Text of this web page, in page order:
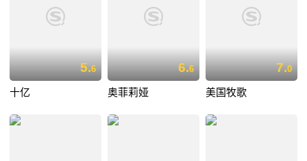
5.6
十亿
6.6
奥菲莉娅
7.0
美国牧歌